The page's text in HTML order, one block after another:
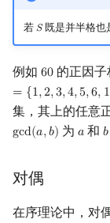
若 𝑆
S既是并半格也
例如 60
60 的正因
= {1,2,3,4,5,6, 1
集，其上的任意
gcd(𝑎,𝑏)
gcd(a,b) 为 𝑎
a 和𝑏
b
对偶
在序理论中，对